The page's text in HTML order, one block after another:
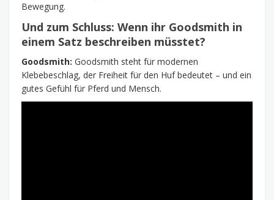
Bewegung.
Und zum Schluss: Wenn ihr Goodsmith in
einem Satz beschreiben müsstet?
Goodsmith: Goodsmith steht für modernen
Klebebeschlag, der Freiheit für den Huf bedeutet – und ein
gutes Gefühl für Pferd und Mensch.